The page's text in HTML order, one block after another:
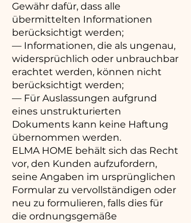
Gewähr dafür, dass alle
übermittelten Informationen
berücksichtigt werden;
— Informationen, die als ungenau,
widersprüchlich oder unbrauchbar
erachtet werden, können nicht
berücksichtigt werden;
— Für Auslassungen aufgrund
eines unstrukturierten
Dokuments kann keine Haftung
übernommen werden.
ELMA HOME behält sich das Recht
vor, den Kunden aufzufordern,
seine Angaben im ursprünglichen
Formular zu vervollständigen oder
neu zu formulieren, falls dies für
die ordnungsgemäße